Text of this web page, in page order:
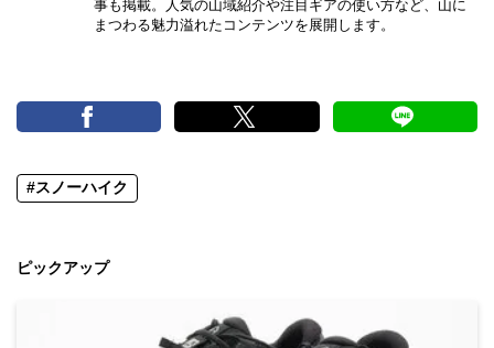
事も掲載。人気の山域紹介や注目ギアの使い方など、山に
まつわる魅力溢れたコンテンツを展開します。
#スノーハイク
ピックアップ